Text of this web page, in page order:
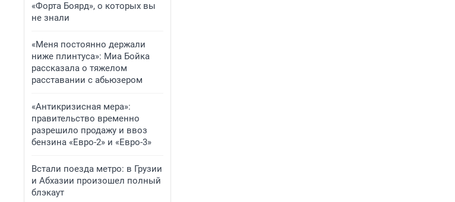
«Форта Боярд», о которых вы
не знали
«Меня постоянно держали
ниже плинтуса»: Миа Бойка
рассказала о тяжелом
расставании с абьюзером
«Антикризисная мера»:
правительство временно
разрешило продажу и ввоз
бензина «Евро-2» и «Евро-3»
Встали поезда метро: в Грузии
и Абхазии произошел полный
блэкаут